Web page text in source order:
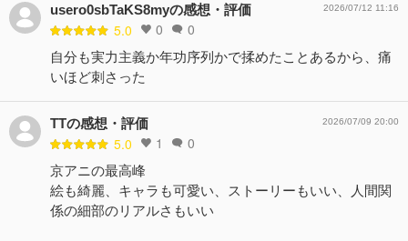
usero0sbTaKS8myの感想・評価
5.0 0 0
2026/07/12 11:16
自分も実力主義か年功序列かで揉めたことあるから、痛
いほど刺さった
TTの感想・評価
5.0 1 0
2026/07/09 20:00
京アニの最高峰
絵も綺麗、キャラも可愛い、ストーリーもいい、人間関
係の細部のリアルさもいい